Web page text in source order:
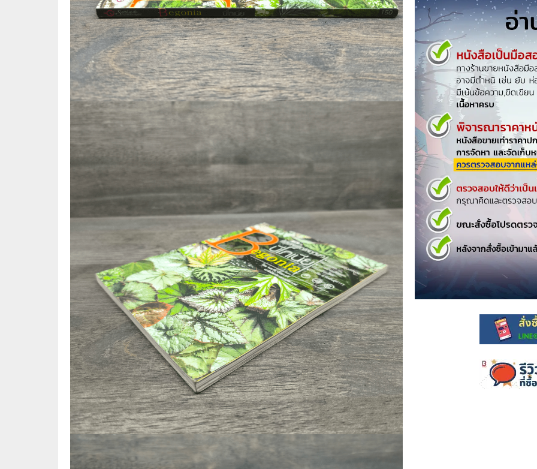
🎸 ดนตรี ภาพยนตร์
⚽ กีฬา เกม
👸 นางงาม
🖥️ คอมพิวเตอร์ เทคโนโลยี
หนังสือทั่วไป พ็อกเก็ตบุ๊ค
🦄 วรรณกรรม นิยาย เรื่องสั้น
🐇 เรื่องสั้น
🛖 วรรณคดีไทย นิทานพื้นบ้าน
👩‍🦳 นิยายไทยรุ่นเก่า
🏵️ บทกวี บทกลอน
🏞️ นิยายภาพ
👨‍❤️‍👨 นิยายวาย นิยายยูริ
✍️ นิยายฟิคชั่น
🌏 นิยายแปล
🏰 วรรณกรรมเยาวชน
🦄 แฟนตาซี
🛸 ไซไฟ วิทยาศาสตร์
🌟 นิยายไลท์โนเวล
⚽ การ์ตูนกีฬา
😀 ตลก
🔮 แฟนตาซี
🧗‍♂️ ผจญภัย ท่องเที่ยว
👽 ไซไฟ
☠️ การ์ตูนผีไทย
👩 สนพ.ยอดธิดา
☘️ สนพ.รักพิมพ์ Luckpim
🔵 สนพ.Phoenix Next
🏳️‍🌈 สนพ.หมึกจีน
🟩 สนพ.บงกช
☀️ สนพ.วิบูลย์กิจ
🟦 สนพ.เนชั่น
⭕ สนพ.สยามอินเตอร์
🔴 สนพ.บูรพัฒน์
🔲 สนพ.Zenshu
💜 สนพ.Bly
การ์ตูนรายเดือน รายสัปดาห์
การ์ตูนแก๊ก
🏠 แต่งบ้าน
🧳 ท่องเที่ยว
คู่มือเฉลยเกม
เกษตรและธรรมชาติ
แม่และเด็ก
ภาษาศาสตร์
ไอทีและเทคโนโลยี
นิตยสารเก่าราคาถูก
นางงามและการประกวด